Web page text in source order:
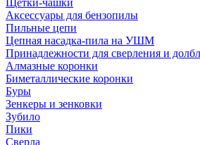
Щетки-чашки
Аксессуары для бензопилы
Пильные цепи
Цепная насадка-пила на УШМ
Принадлежности для сверления и
Алмазные коронки
Биметаллические коронки
Буры
Зенкеры и зенковки
Зубило
Пики
Сверла